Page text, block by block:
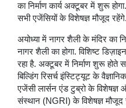
का निर्माण कार्य अक्टूबर में शुरू
सभी एजेंसियों के विशेषज्ञ मौजूद रहेंगे.
अयोध्या में नागर शैली के मंदिर का
नागर शैली का होगा. विशिष्ट
रहा है. अक्टूबर में निर्माण शुरू
बिल्डिंग रिसर्च इंस्टिट्यूट के
एजेंसी लार्सन एंड टुब्रो के विशेषज्ञ
संस्थान (NGRI) के विशेषज्ञ मौजूद